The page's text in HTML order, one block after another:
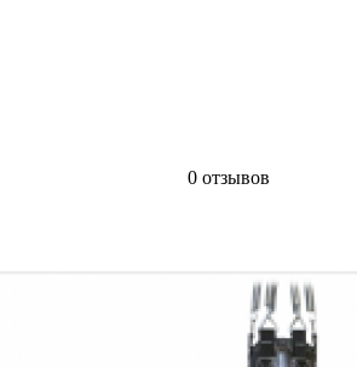
0 отзывов